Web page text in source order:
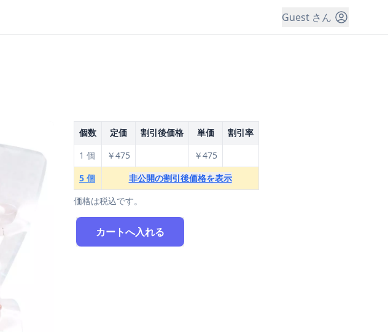
Guest さん
個数 定価 割引後価格 単価
割引率
1 個
￥475
￥475
5 個
非公開の割引後価格を表示
価格は税込です。
カートへ入れる